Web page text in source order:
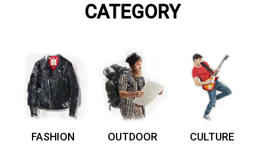
CATEGORY
FASHION OUTDOOR CULTURE